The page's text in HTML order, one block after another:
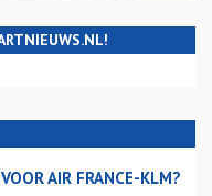
AIR FRANCE-KLM?